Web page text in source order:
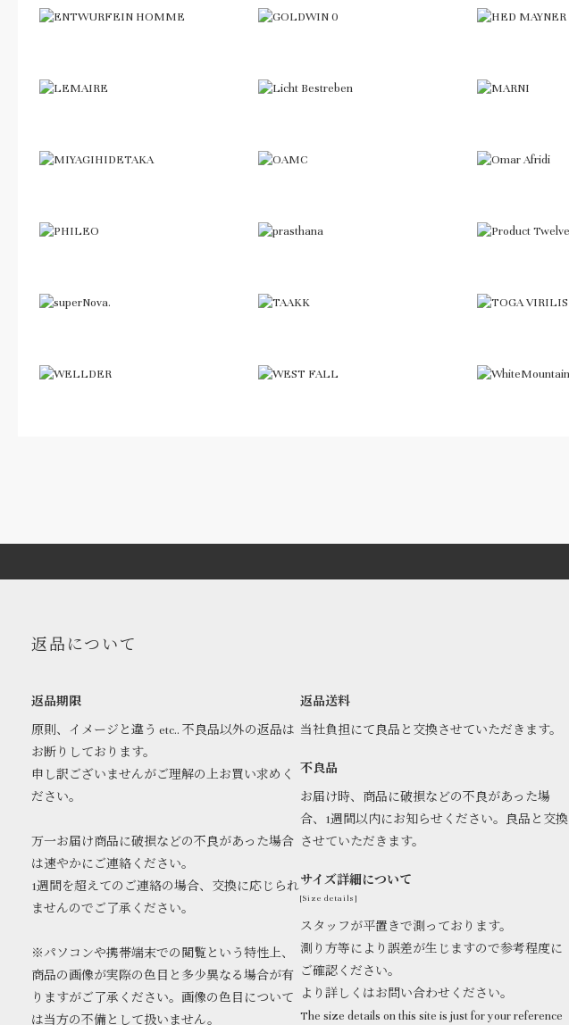
返品について
返品期限
原則、イメージと違う etc.. 不良品以外の返品は
お断りしております。
申し訳ございませんがご理解の上お買い求めく
ださい。
万一お届け商品に破損などの不良があった場合
は速やかにご連絡ください。
1週間を超えてのご連絡の場合、交換に応じられ
ませんのでご了承ください。
※パソコンや携帯端末での閲覧という特性上、
商品の画像が実際の色目と多少異なる場合が有
りますがご了承ください。画像の色目について
は当方の不備として扱いません。
返品送料
当社負担にて良品と交換させていただきます。
不良品
お届け時、商品に破損などの不良があった場
合、1週間以内にお知らせください。良品と交換
させていただきます。
サイズ詳細について
[Size details]
スタッフが平置きで測っております。
測り方等により誤差が生じますので参考程度に
ご確認ください。
より詳しくはお問い合わせください。
The size details on this site is just for your reference